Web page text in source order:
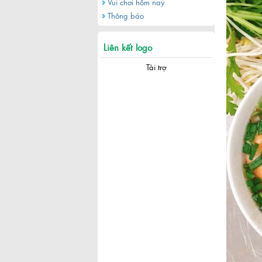
Thông báo
Liên kết logo
Tài trợ